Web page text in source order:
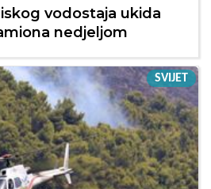
vodostaja ukida
nedjeljom
SVIJET